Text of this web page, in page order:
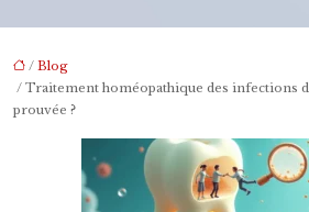
/ Blog
/ Traitement homéopathique des infections
prouvée ?